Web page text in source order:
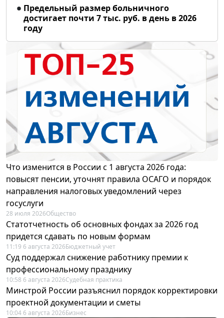
Предельный размер больничного
достигает почти 7 тыс. руб. в день в 2026
году
Что изменится в России с 1 августа 2026 года:
повысят пенсии, уточнят правила ОСАГО и порядок
направления налоговых уведомлений через
госуслуги
28 июля 2026Общество
Статотчетность об основных фондах за 2026 год
придется сдавать по новым формам
11:19 6 августа 2026Бюджетный учет
Суд поддержал снижение работнику премии к
профессиональному празднику
10:58 6 августа 2026Судебная практика
Минстрой России разъяснил порядок корректировки
проектной документации и сметы
10:04 6 августа 2026Бизнес